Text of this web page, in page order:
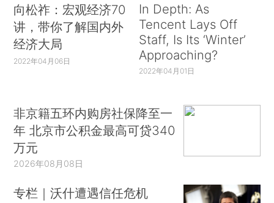
向松祚：宏观经济70
讲，带你了解国内外
经济大局
2022年04月06日
In Depth: As
Tencent Lays Off
Staff, Is Its ‘Winter’
Approaching?
2022年04月01日
非京籍五环内购房社保降至一
年 北京市公积金最高可贷340
万元
2026年08月08日
专栏｜沃什遭遇信任危机